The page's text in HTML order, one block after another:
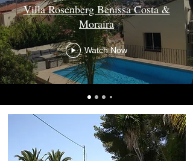
Réservez votre villa
Villa Rosenberg Benissa Costa &
Moraira
Watch Now